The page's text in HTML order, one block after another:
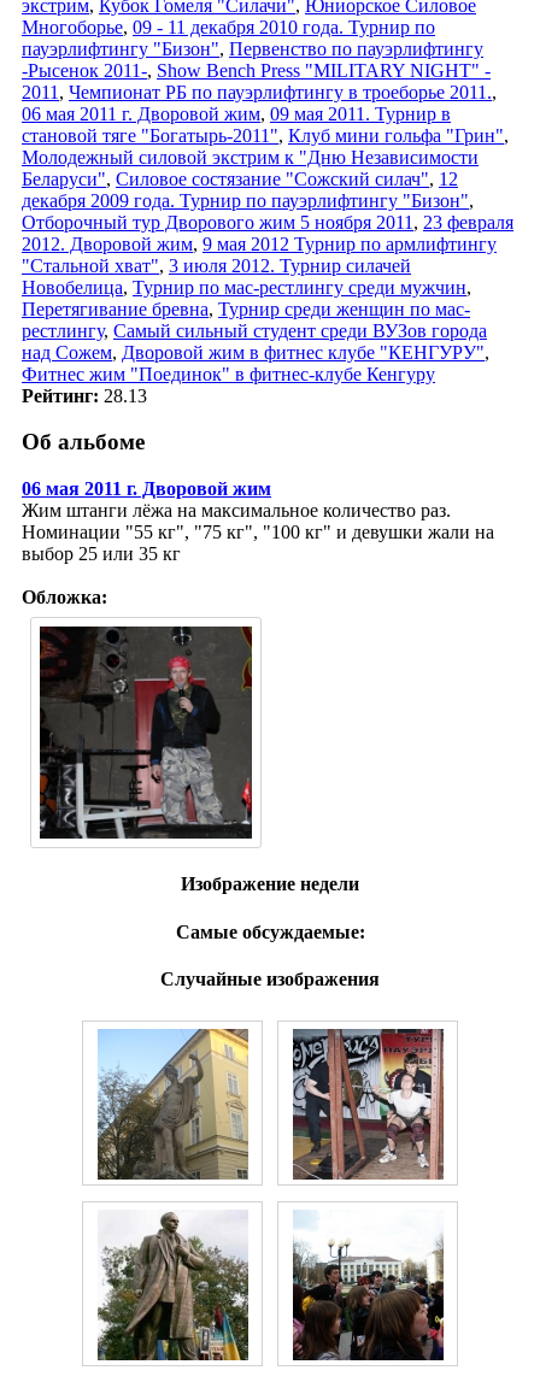
экстрим, Кубок Гомеля "Силачи", Юниорское Силовое
Многоборье, 09 - 11 декабря 2010 года. Турнир по
пауэрлифтингу "Бизон", Первенство по пауэрлифтингу
-Рысенок 2011-, Show Bench Press "MILITARY NIGHT" -
2011 , Чемпионат РБ по пауэрлифтингу в троеборье 2011.,
06 мая 2011 г. Дворовой жим, 09 мая 2011. Турнир в
становой тяге "Богатырь-2011", Клуб мини гольфа "Грин",
Молодежный силовой экстрим к "Дню Независимости
Беларуси", Силовое состязание "Сожский силач", 12
декабря 2009 года. Турнир по пауэрлифтингу "Бизон",
Отборочный тур Дворового жим 5 ноября 2011 , 23 февраля
2012. Дворовой жим, 9 мая 2012 Турнир по армлифтингу
"Стальной хват", 3 июля 2012. Турнир силачей
Новобелица, Турнир по мас-рестлингу среди мужчин,
Перетягивание бревна, Турнир среди женщин по мас-
рестлингу, Самый сильный студент среди ВУЗов города
над Сожем, Дворовой жим в фитнес клубе "КЕНГУРУ",
Фитнес жим "Поединок" в фитнес-клубе Кенгуру
Рейтинг: 28.13
Об альбоме
06 мая 2011 г. Дворовой жим
Жим штанги лёжа на максимальное количество раз.
Номинации "55 кг", "75 кг", "100 кг" и девушки жали на
выбор 25 или 35 кг
Обложка:
Изображение недели
Самые обсуждаемые:
Случайные изображения